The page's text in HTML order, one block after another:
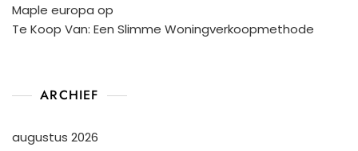
Maple europa op
Te Koop Van: Een Slimme Woningverkoopmethode
ARCHIEF
augustus 2026